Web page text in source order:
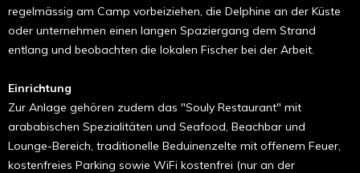
regelmässig am Camp vorbeiziehen, die Delphine an der Küste
oder unternehmen einen langen Spaziergang dem Strand
entlang und beobachten die lokalen Fischer bei der Arbeit.
Einrichtung
Zur Anlage gehören zudem das "Souly Restaurant" mit
arababischen Spezialitäten und Seafood, Beachbar und
Lounge-Bereich, traditionelle Beduinenzelte mit offenem Feuer,
kostenfreies Parking sowie WiFi kostenfrei (nur an der